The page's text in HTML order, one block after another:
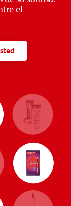
el